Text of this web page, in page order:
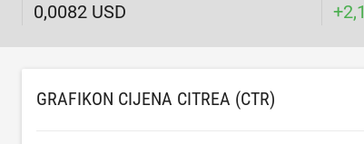
0,0082 USD +2,1
GRAFIKON CIJENA CITREA (CTR)